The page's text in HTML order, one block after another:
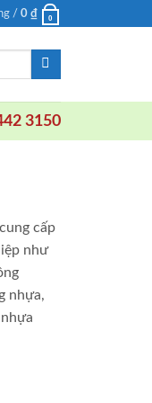
/ 0 ₫ 0
3150
cấp
như
nhựa,